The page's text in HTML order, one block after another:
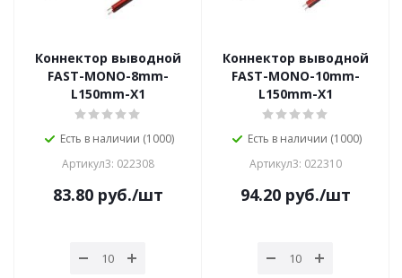
Коннектор выводной
FAST-MONO-8mm-
L150mm-X1
Есть в наличии (1000)
Артикул3: 022308
83.80руб./шт
Коннектор выводной
FAST-MONO-10mm-
L150mm-X1
Есть в наличии (1000)
Артикул3: 022310
94.20руб./шт